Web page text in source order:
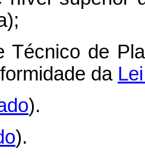
de
da
).
).